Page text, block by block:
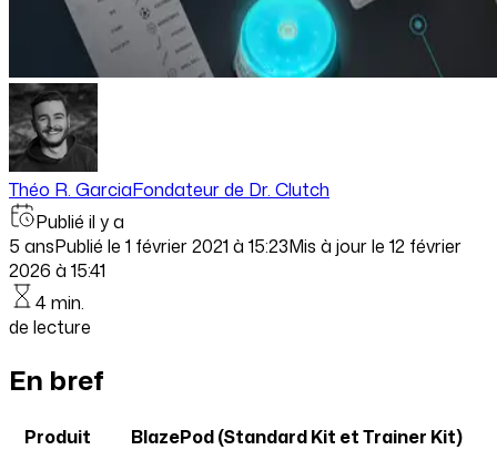
Théo R. GarciaFondateur de Dr. Clutch
Publié il y a
5 ansPublié le 1 février 2021 à 15:23Mis à jour le 12 février
2026 à 15:41
4 min.
de lecture
En bref
Produit
BlazePod (Standard Kit et Trainer Kit)